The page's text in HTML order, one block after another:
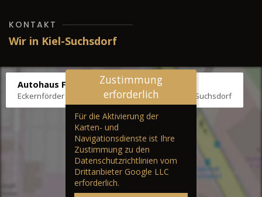
KONTAKT
Wir in Kiel-Suchsdorf
Autohaus Fräter
Eckernförder Str. /Klausbrooker Weg 1, 24107 Kiel-Suchsdorf
Zustimmung
erforderlich
Für die Aktivierung der
Karten- und
Navigationsdienste ist Ihre
Zustimmung zu den
Datenschutzrichtlinien vom
Drittanbieter Google LLC
erforderlich.